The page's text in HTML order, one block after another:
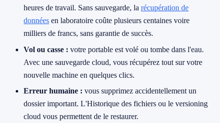
heures de travail. Sans sauvegarde, la récupération de
données en laboratoire coûte plusieurs centaines voire
milliers de francs, sans garantie de succès.
Vol ou casse : votre portable est volé ou tombe dans l'eau.
Avec une sauvegarde cloud, vous récupérez tout sur votre
nouvelle machine en quelques clics.
Erreur humaine : vous supprimez accidentellement un
dossier important. L'Historique des fichiers ou le versioning
cloud vous permettent de le restaurer.